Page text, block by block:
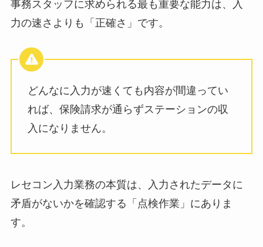
事務スタッフに求められる最も重要な能力は、入
力の速さよりも「正確さ」です。
どんなに入力が速くても内容が間違ってい
れば、保険請求が通らずステーションの収
入になりません。
レセコン入力業務の本質は、入力されたデータに
矛盾がないかを確認する「点検作業」にありま
す。